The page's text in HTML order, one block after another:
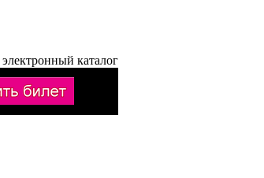
электронный каталог